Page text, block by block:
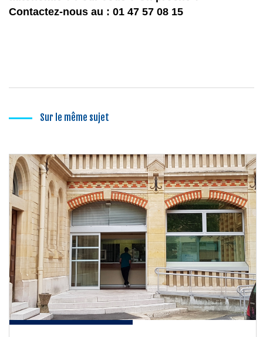
Contactez-nous au : 01 47 57 08 15
Sur le même sujet